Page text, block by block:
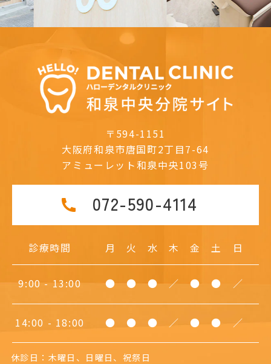
〒594-1151
大阪府和泉市唐国町2丁目7-64
アミューレット和泉中央103号
072-590-4114
診療時間 月 火 水 木 金 土 日
9:00 - 13:00 ● ● ● ／ ● ● ／
14:00 - 18:00 ● ● ● ／ ● ● ／
休診日：木曜日、日曜日、祝祭日